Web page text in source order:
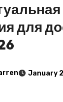
для
January